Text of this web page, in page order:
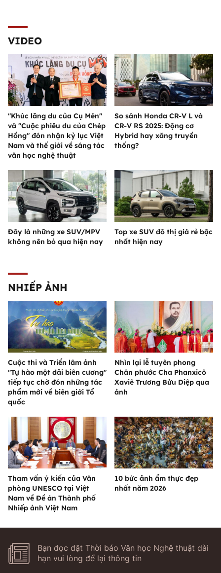
VIDEO
"Khúc lãng du của Cụ Mén"
và "Cuộc phiêu du của Chép
Hồng" đón nhận kỷ lục Việt
Nam và thế giới về sáng tác
văn học nghệ thuật
So sánh Honda CR-V L và
CR-V RS 2025: Động cơ
Hybrid hay xăng truyền
thống?
Đây là những xe SUV/MPV
không nên bỏ qua hiện nay
Top xe SUV đô thị giá rẻ bậc
nhất hiện nay
NHIẾP ẢNH
Cuộc thi và Triển lãm ảnh
"Tự hào một dải biên cương"
tiếp tục chờ đón những tác
phẩm mới về biên giới Tổ
quốc
Nhìn lại lễ tuyên phong
Chân phước Cha Phanxicô
Xaviê Trương Bửu Diệp qua
ảnh
Tham vấn ý kiến của Văn
phòng UNESCO tại Việt
Nam về Đề án Thành phố
Nhiếp ảnh Việt Nam
10 bức ảnh ẩm thực đẹp
nhất năm 2026
Bạn đọc đặt Thời báo Văn học Nghệ thuật dài
hạn vui lòng để lại thông tin